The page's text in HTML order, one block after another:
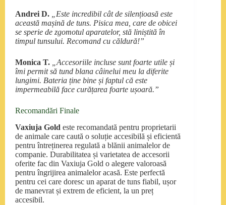
Andrei D.
„Este incredibil cât de silențioasă este
această mașină de tuns. Pisica mea, care de obicei
se sperie de zgomotul aparatelor, stă liniștită în
timpul tunsului. Recomand cu căldură!”
Monica T.
„Accesoriile incluse sunt foarte utile și
îmi permit să tund blana câinelui meu la diferite
lungimi. Bateria ține bine și faptul că este
impermeabilă face curățarea foarte ușoară.”
Recomandări Finale
Vaxiuja Gold este recomandată pentru proprietarii
de animale care caută o soluție accesibilă și eficientă
pentru întreținerea regulată a blănii animalelor de
companie. Durabilitatea și varietatea de accesorii
oferite fac din Vaxiuja Gold o alegere valoroasă
pentru îngrijirea animalelor acasă. Este perfectă
pentru cei care doresc un aparat de tuns fiabil, ușor
de manevrat și extrem de eficient, la un preț
accesibil.